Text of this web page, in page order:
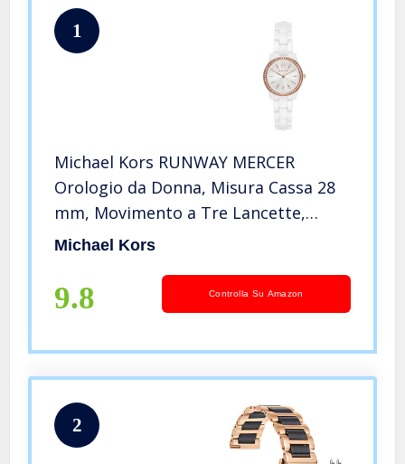
1
Michael Kors RUNWAY MERCER
Orologio da Donna, Misura Cassa 28
mm, Movimento a Tre Lancette,
Cinturino in Ceramica, Bianco
Michael Kors
9.8 Controlla Su Amazon
2